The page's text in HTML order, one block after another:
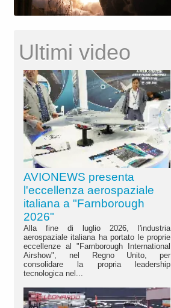
Ultimi video
AVIONEWS presenta
l'eccellenza aerospaziale
italiana a "Farnborough
2026"
Alla fine di luglio 2026, l'industria
aerospaziale italiana ha portato le proprie
eccellenze al "Farnborough International
Airshow", nel Regno Unito, per
consolidare la propria leadership
tecnologica nel...